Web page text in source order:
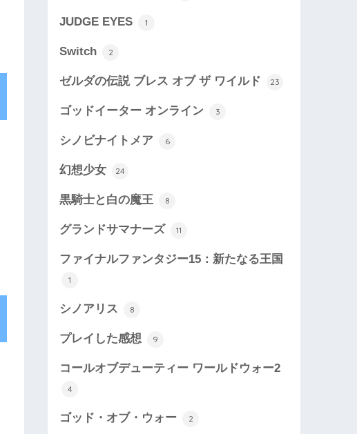
JUDGE EYES 1
Switch 2
ゼルダの伝説 ブレス オブ ザ ワイルド 23
ゴッドイーター オンライン 3
シノビナイトメア 6
幻想少女 24
黒騎士と白の魔王 8
グランドサマナーズ 11
ファイナルファンタジー15：新たなる王国
1
シノアリス 8
プレイした感想 9
コールオブデューティー ワールドウォー2
4
ゴッド・オブ・ウォー 2